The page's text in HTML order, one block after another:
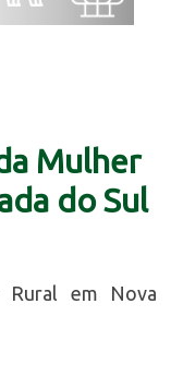
Mulher
do Sul
Rural em Nova